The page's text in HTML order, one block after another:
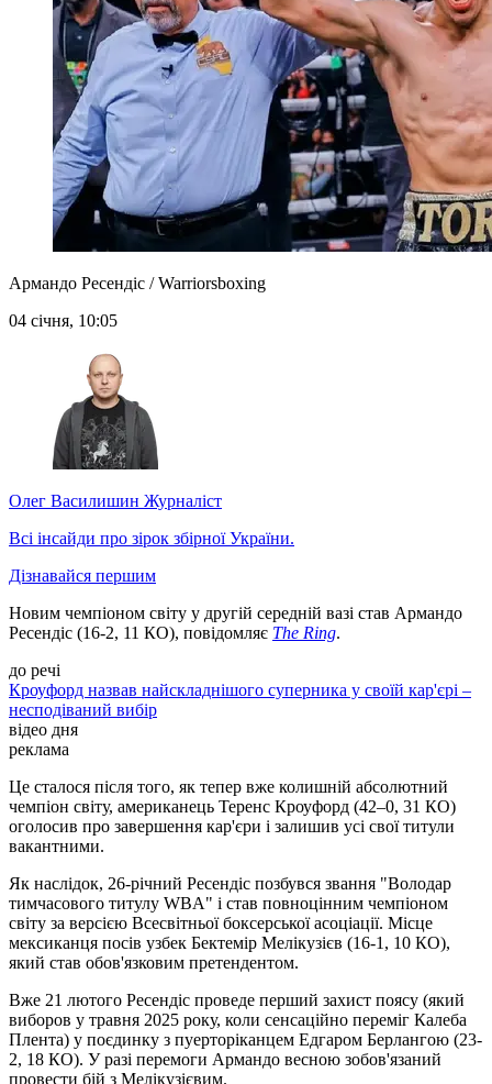
Армандо Ресендіс / Warriorsboxing
04 січня, 10:05
Олег Василишин Журналіст
Всі інсайди про зірок збірної України.
Дізнавайся першим
Новим чемпіоном світу у другій середній вазі став Армандо
Ресендіс (16-2, 11 КО), повідомляє The Ring.
до речі
Кроуфорд назвав найскладнішого суперника у своїй кар'єрі –
несподіваний вибір
відео дня
реклама
Це сталося після того, як тепер вже колишній абсолютний
чемпіон світу, американець Теренс Кроуфорд (42–0, 31 КО)
оголосив про завершення кар'єри і залишив усі свої титули
вакантними.
Як наслідок, 26-річний Ресендіс позбувся звання "Володар
тимчасового титулу WBA" і став повноцінним чемпіоном
світу за версією Всесвітньої боксерської асоціації. Місце
мексиканця посів узбек Бектемір Мелікузієв (16-1, 10 КО),
який став обов'язковим претендентом.
Вже 21 лютого Ресендіс проведе перший захист поясу (який
виборов у травня 2025 року, коли сенсаційно переміг Калеба
Плента) у поєдинку з пуерторіканцем Едгаром Берлангою (23-
2, 18 КО). У разі перемоги Армандо весною зобов'язаний
провести бій з Мелікузієвим.